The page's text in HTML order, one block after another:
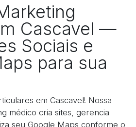
Cascavel —
Sociais e
para sua
em Cascavel! Nossa
médico cria sites, gerencia
seu Google Maps conforme o